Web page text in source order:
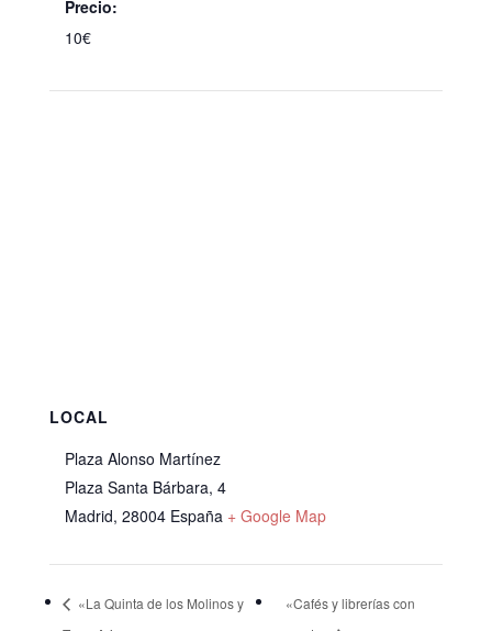
Precio:
10€
LOCAL
Plaza Alonso Martínez
Plaza Santa Bárbara, 4
Madrid, 28004 España + Google Map
«La Quinta de los Molinos y
«Cafés y librerías con